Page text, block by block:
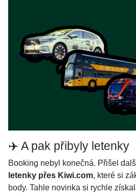
✈️ A pak přibyly letenky
Booking nebyl konečná. Přišel
letenky přes Kiwi.com, které si
body. Tahle novinka si rychle